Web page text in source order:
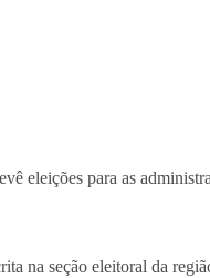
eleições para as
na seção eleitoral da